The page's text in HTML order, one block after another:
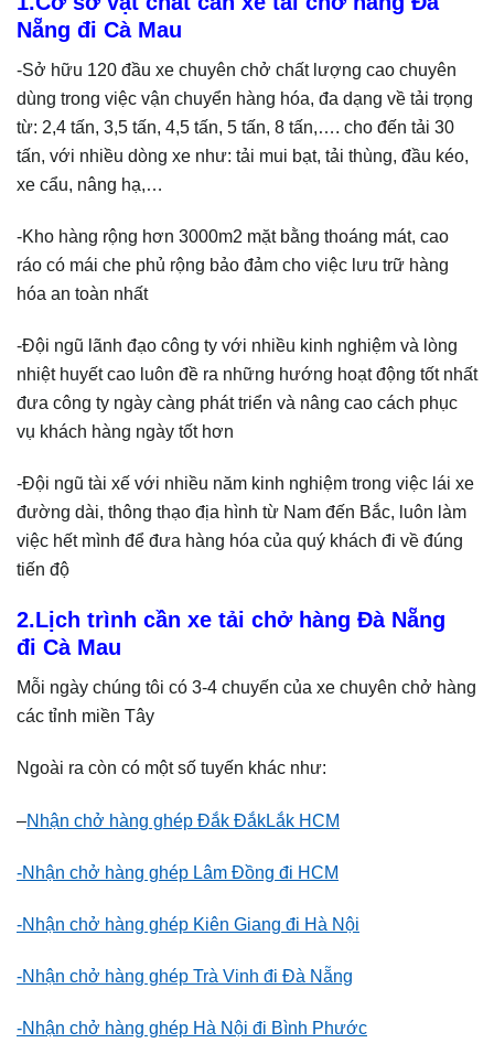
Nẵng đi Cà Mau
-Sở hữu 120 đầu xe chuyên chở chất lượng cao chuyên
dùng trong việc vận chuyển hàng hóa, đa dạng về tải trọng
từ: 2,4 tấn, 3,5 tấn, 4,5 tấn, 5 tấn, 8 tấn,…. cho đến tải 30
tấn, với nhiều dòng xe như: tải mui bạt, tải thùng, đầu kéo,
xe cẩu, nâng hạ,…
-Kho hàng rộng hơn 3000m2 mặt bằng thoáng mát, cao
ráo có mái che phủ rộng bảo đảm cho việc lưu trữ hàng
hóa an toàn nhất
-Đội ngũ lãnh đạo công ty với nhiều kinh nghiệm và lòng
nhiệt huyết cao luôn đề ra những hướng hoạt động tốt nhất
đưa công ty ngày càng phát triển và nâng cao cách phục
vụ khách hàng ngày tốt hơn
-Đội ngũ tài xế với nhiều năm kinh nghiệm trong việc lái xe
đường dài, thông thạo địa hình từ Nam đến Bắc, luôn làm
việc hết mình để đưa hàng hóa của quý khách đi về đúng
tiến độ
2.Lịch trình cần xe tải chở hàng Đà Nẵng
đi Cà Mau
Mỗi ngày chúng tôi có 3-4 chuyến của xe chuyên chở hàng
các tỉnh miền Tây
Ngoài ra còn có một số tuyến khác như:
–Nhận chở hàng ghép Đắk ĐắkLắk HCM
-Nhận chở hàng ghép Lâm Đồng đi HCM
-Nhận chở hàng ghép Kiên Giang đi Hà Nội
-Nhận chở hàng ghép Trà Vinh đi Đà Nẵng
-Nhận chở hàng ghép Hà Nội đi Bình Phước